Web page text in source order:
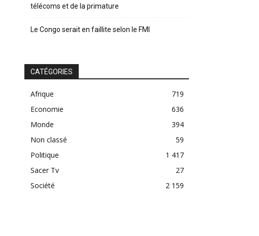
télécoms et de la primature
Le Congo serait en faillite selon le FMI
CATÉGORIES
Afrique
719
Economie
636
Monde
394
Non classé
59
Politique
1 417
Sacer Tv
27
Société
2 159